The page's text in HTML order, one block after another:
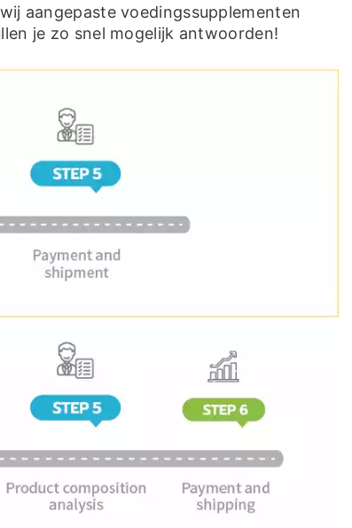
aangepaste voedingssupplementen
je zo snel mogelijk antwoorden!